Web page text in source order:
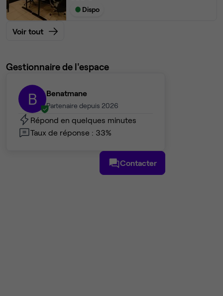
Dispo
Voir tout
Gestionnaire de l'espace
B Benatmane
Partenaire depuis 2026
Répond en quelques minutes
Taux de réponse : 33%
Contacter